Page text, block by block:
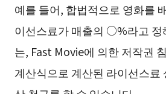
예를 들어, 합법적으로 영화를
이선스료가 매출의 ○%라고 정
는, Fast Movie에 의한 저작권
계산식으로 계산된 라이선스료